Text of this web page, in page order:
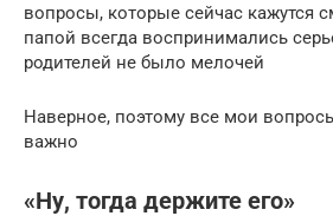
вопросы, которые сейчас
папой всегда воспринимались
родителей не было мелочей
Наверное, поэтому все мои
важно
«Ну, тогда держите его»